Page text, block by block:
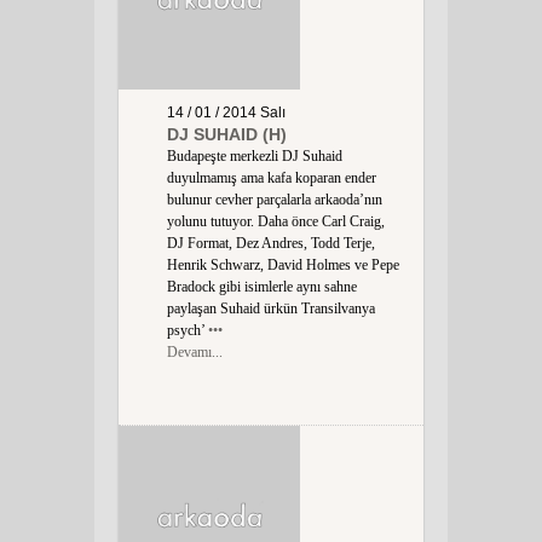
14 / 01 / 2014 Salı
DJ SUHAID (H)
Budapeşte merkezli DJ Suhaid
duyulmamış ama kafa koparan ender
bulunur cevher parçalarla arkaoda’nın
yolunu tutuyor. Daha önce Carl Craig,
DJ Format, Dez Andres, Todd Terje,
Henrik Schwarz, David Holmes ve Pepe
Bradock gibi isimlerle aynı sahne
paylaşan Suhaid ürkün Transilvanya
psych’ •••
Devamı...